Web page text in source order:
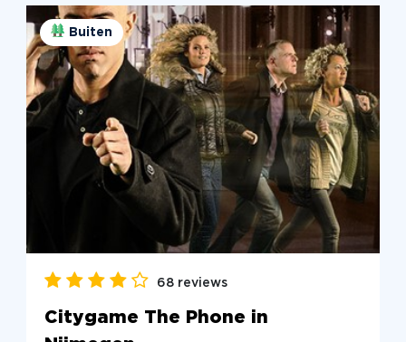
Buiten
68 reviews
Citygame The Phone in